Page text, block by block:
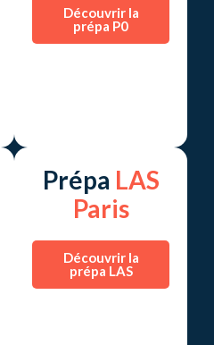
Découvrir la
prépa P0
Prépa LAS
Paris
Découvrir la
prépa LAS